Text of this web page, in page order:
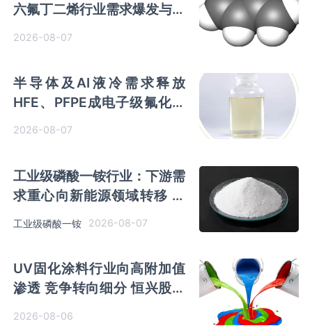
六氟丁二烯行业需求爆发与国
2026-08-07
半导体及AI液冷需求释放
HFE、PFPE成电子级氟化液
行业主流 3M退场下国产高端
2026-08-07
工业级磷酸一铵行业：下游需
求重心向新能源领域转移 产
工业级磷酸一铵 2026-08-07
UV固化涂料行业向高附加值
渗透 竞争转向细分 恒兴股份
2026-08-06